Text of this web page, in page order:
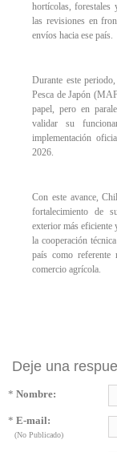
hortícolas, forestales
las revisiones en
envíos hacia ese país.
Durante este
Pesca de Japón
papel, pero en
validar su
implementación
2026.
Con este avance,
fortalecimiento de
exterior más eficiente
la cooperación
país como referente
comercio agrícola.
Deje una
* Nombre:
* E-mail:
(No Publicado)